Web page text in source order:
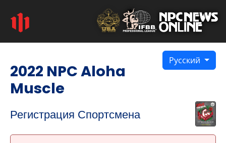
Русский
2022 NPC Aloha
Muscle
Регистрация Спортсмена